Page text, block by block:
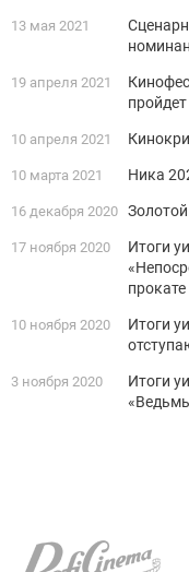
13 мая 2021
19 апреля 2021
10 апреля 2021
10 марта 2021 Ника
16 декабря 2020
17 ноября 2020
Итоги
прокате
10 ноября 2020
Итоги
3 ноября 2020
Итоги